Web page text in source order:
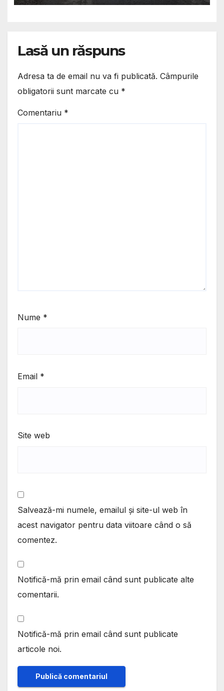
„Nenorociților, faceți ceva!”
Lasă un răspuns
Adresa ta de email nu va fi publicată. Câmpurile
obligatorii sunt marcate cu *
Comentariu *
Nume *
Email *
Site web
Salvează-mi numele, emailul și site-ul web în
acest navigator pentru data viitoare când o să
comentez.
Notifică-mă prin email când sunt publicate alte
comentarii.
Notifică-mă prin email când sunt publicate
articole noi.